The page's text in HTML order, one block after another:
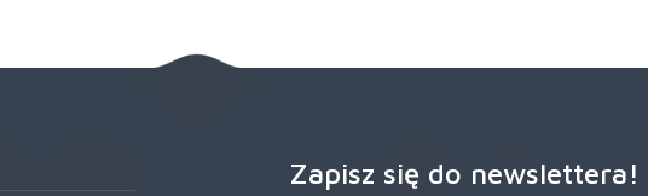
Zapisz się do newslettera!